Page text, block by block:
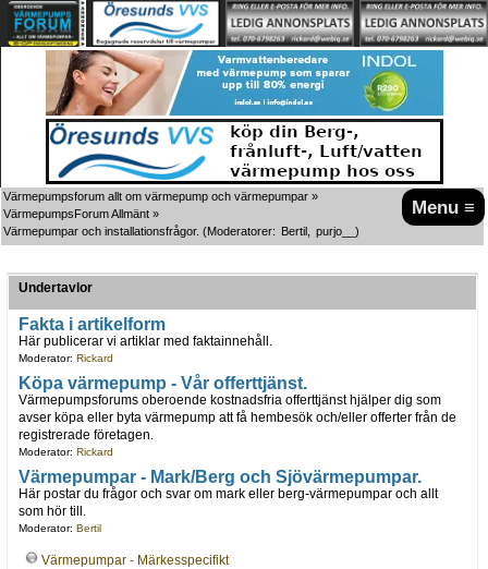
Menu ≡
Värmepumpsforum allt om värmepump och värmepumpar »
VärmepumpsForum Allmänt »
Värmepumpar och installationsfrågor. (Moderatorer: Bertil purjo__ )
Undertavlor
Fakta i artikelform
Här publicerar vi artiklar med faktainnehåll.
Moderator: Rickard
Köpa värmepump - Vår offerttjänst.
Värmepumpsforums oberoende kostnadsfria offerttjänst hjälper dig som
avser köpa eller byta värmepump att få hembesök och/eller offerter från de
registrerade företagen.
Moderator: Rickard
Värmepumpar - Mark/Berg och Sjövärmepumpar.
Här postar du frågor och svar om mark eller berg-värmepumpar och allt
som hör till.
Moderator: Bertil
Värmepumpar - Märkesspecifikt